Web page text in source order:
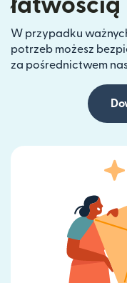
łatwością
W przypadku
potrzeb możesz
za pośrednictwem